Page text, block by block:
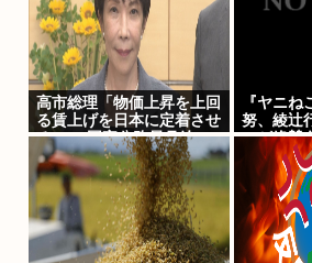
高市総理「物価上昇を上回
る賃上げを日本に定着させ
る」 →国家公務員月給
3.51%増へ 人事院の勧告
を受け
『ヤニね
努、綾辻
ーが絶賛
でも議論